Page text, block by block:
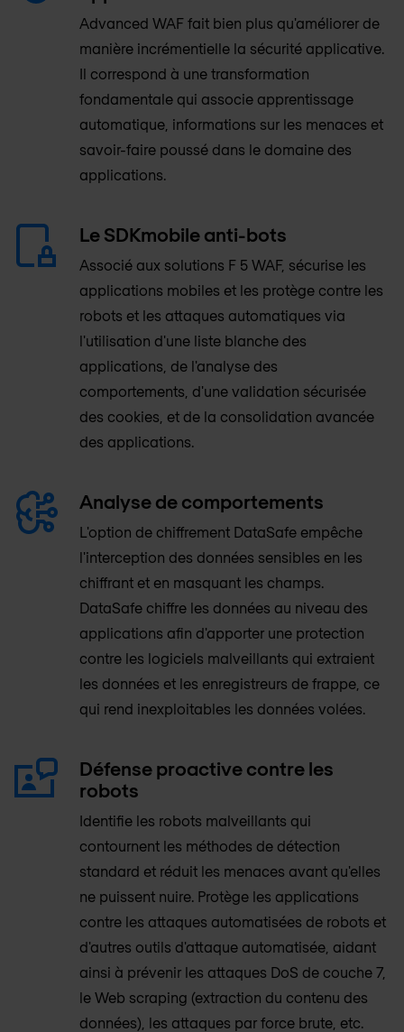
Advanced WAF fait bien plus qu'améliorer de
manière incrémentielle la sécurité applicative.
Il correspond à une transformation
fondamentale qui associe apprentissage
automatique, informations sur les menaces et
savoir-faire poussé dans le domaine des
applications.
Le SDKmobile anti-bots
Associé aux solutions F 5 WAF, sécurise les
applications mobiles et les protège contre les
robots et les attaques automatiques via
l'utilisation d'une liste blanche des
applications, de l'analyse des
comportements, d'une validation sécurisée
des cookies, et de la consolidation avancée
des applications.
Analyse de comportements
L'option de chiffrement DataSafe empêche
l'interception des données sensibles en les
chiffrant et en masquant les champs.
DataSafe chiffre les données au niveau des
applications afin d'apporter une protection
contre les logiciels malveillants qui extraient
les données et les enregistreurs de frappe, ce
qui rend inexploitables les données volées.
Défense proactive contre les
robots
Identifie les robots malveillants qui
contournent les méthodes de détection
standard et réduit les menaces avant qu'elles
ne puissent nuire. Protège les applications
contre les attaques automatisées de robots et
d'autres outils d'attaque automatisée, aidant
ainsi à prévenir les attaques DoS de couche 7,
le Web scraping (extraction du contenu des
données), les attaques par force brute, etc.